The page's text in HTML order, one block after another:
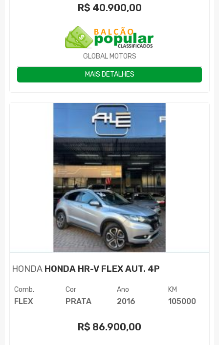
R$ 40.900,00
GLOBAL MOTORS
MAIS DETALHES
HONDA HONDA HR-V FLEX AUT. 4P
Comb.
FLEX
Cor
PRATA
Ano
2016
KM
105000
R$ 86.900,00